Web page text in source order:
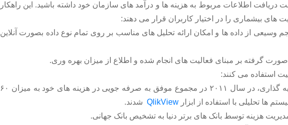
اطلاعات مربوط به هزینه ها و درآمد های سازمان خود داشته باشید. این راهکار
های بیشماری را در اختیار کاربران قرار می دهند:
وسیعی از داده ها و امکان ارائه تحلیل های مناسب بر روی تمام نوع داده بصورت آنلاین
گرفته بر مبنای فعالیت های انجام شده و اطلاع از میزان بهره وری.
استفاده می کنند:
• ۱۰ بانک برتر حوزه سرمایه گذاری، در سال ۲۰۱۱ در مجموع موفق به صرفه جویی در هزینه های خود به میزان ۶۰
ها تحلیلی با استفاده از ابزار QlikView شدند.
هزینه توسط بانک های برتر دنیا به تشخیص بانک جهانی.